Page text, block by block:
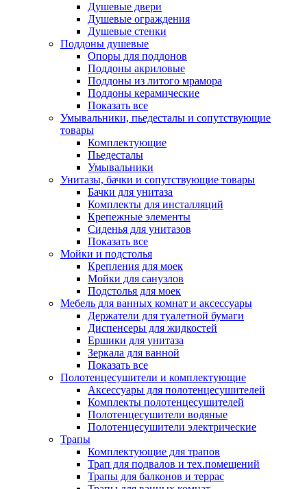
Душевые двери
Душевые ограждения
Душевые стенки
Поддоны душевые
Опоры для поддонов
Поддоны акриловые
Поддоны из литого мрамора
Поддоны керамические
Показать все
Умывальники, пьедесталы и сопутствующие
товары
Комплектующие
Пьедесталы
Умывальники
Унитазы, бачки и сопутствующие товары
Бачки для унитаза
Комплекты для инсталляций
Крепежные элементы
Сиденья для унитазов
Показать все
Мойки и подстолья
Крепления для моек
Мойки для санузлов
Подстолья для моек
Мебель для ванных комнат и аксессуары
Держатели для туалетной бумаги
Диспенсеры для жидкостей
Ершики для унитаза
Зеркала для ванной
Показать все
Полотенцесушители и комплектующие
Аксессуары для полотенцесушителей
Комплекты полотенцесушителей
Полотенцесушители водяные
Полотенцесушители электрические
Трапы
Комплектующие для трапов
Трап для подвалов и тех.помещений
Трапы для балконов и террас